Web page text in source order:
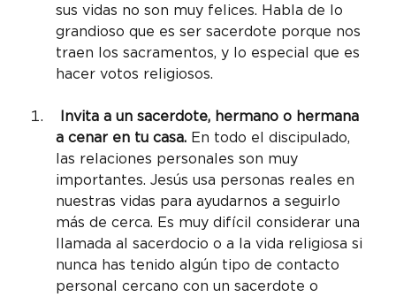
sus vidas no son muy felices. Habla de lo
grandioso que es ser sacerdote porque nos
traen los sacramentos, y lo especial que es
hacer votos religiosos.
a cenar en tu casa. En todo el discipulado,
las relaciones personales son muy
importantes. Jesús usa personas reales en
nuestras vidas para ayudarnos a seguirlo
más de cerca. Es muy difícil considerar una
llamada al sacerdocio o a la vida religiosa si
nunca has tenido algún tipo de contacto
personal cercano con un sacerdote o